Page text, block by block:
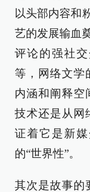
以头部内容和
艺的发展输血
评论的强社
等，网络文学
内涵和阐释空
技术还是从网
证着它是新
的“世界性”。
其次是故事的